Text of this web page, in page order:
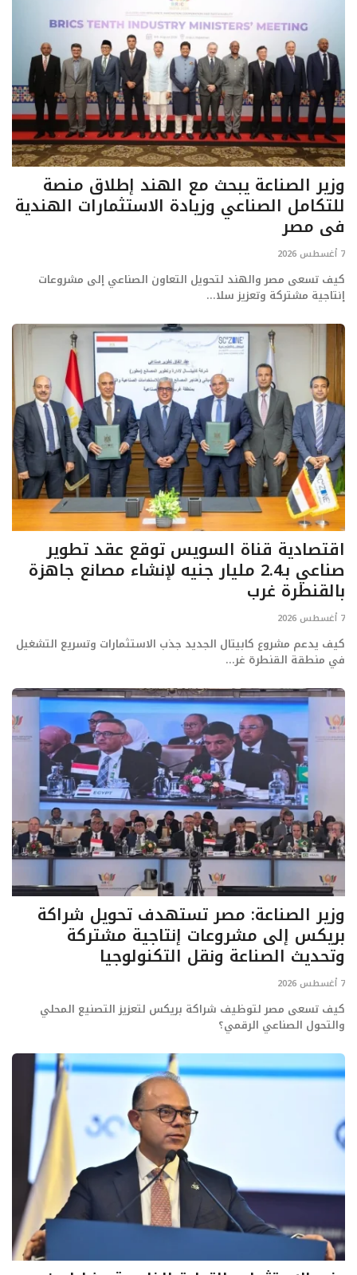
وزير الصناعة يبحث مع الهند إطلاق منصة
للتكامل الصناعي وزيادة الاستثمارات الهندية
في مصر
7 أغسطس 2026
كيف تسعى مصر والهند لتحويل التعاون الصناعي إلى مشروعات
إنتاجية مشتركة وتعزيز سلا...
اقتصادية قناة السويس توقع عقد تطوير
صناعي بـ2.4 مليار جنيه لإنشاء مصانع جاهزة
بالقنطرة غرب
7 أغسطس 2026
كيف يدعم مشروع كابيتال الجديد جذب الاستثمارات وتسريع التشغيل
في منطقة القنطرة غر...
وزير الصناعة: مصر تستهدف تحويل شراكة
بريكس إلى مشروعات إنتاجية مشتركة
وتحديث الصناعة ونقل التكنولوجيا
7 أغسطس 2026
كيف تسعى مصر لتوظيف شراكة بريكس لتعزيز التصنيع المحلي
والتحول الصناعي الرقمي؟